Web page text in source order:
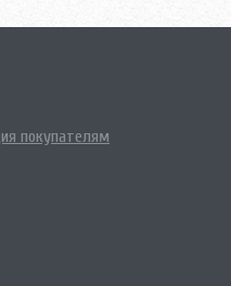
покупателям